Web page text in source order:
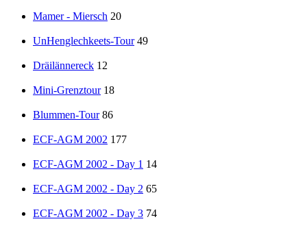
Mamer - Miersch 20
UnHenglechkeets-Tour 49
Dräilännereck 12
Mini-Grenztour 18
Blummen-Tour 86
ECF-AGM 2002 177
ECF-AGM 2002 - Day 1 14
ECF-AGM 2002 - Day 2 65
ECF-AGM 2002 - Day 3 74